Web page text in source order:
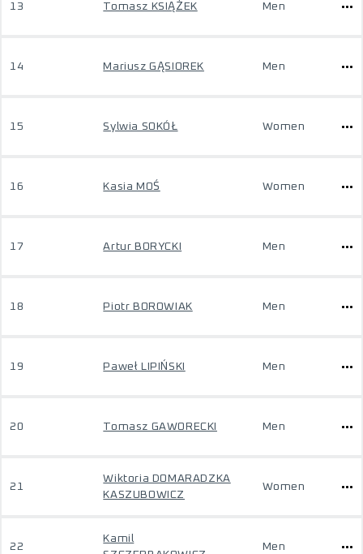
13 Tomasz KSIĄŻEK Men
14 Mariusz GĄSIOREK Men
15 Sylwia SOKÓŁ Women
16 Kasia MOŚ Women
17 Artur BORYCKI Men
18 Piotr BOROWIAK Men
19 Paweł LIPIŃSKI Men
20 Tomasz GAWORECKI Men
21
Wiktoria DOMARADZKA
KASZUBOWICZ
Women
22
Kamil
Men